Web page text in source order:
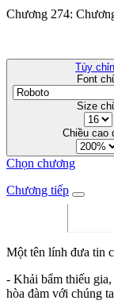
Chương 274:
Tùy
Font
Size
Chiều cao
Chọn chương
Chương tiếp
Một tên lính đưa tin
- Khải bẩm thiếu
hòa đàm với chúng